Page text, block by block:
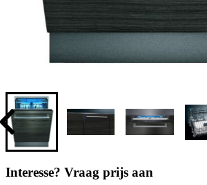
Interesse? Vraag prijs aan